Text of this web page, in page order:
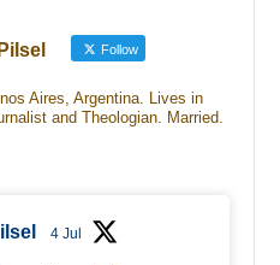
Follow
Aires, Argentina. Lives in
and Theologian. Married.
4 Jul